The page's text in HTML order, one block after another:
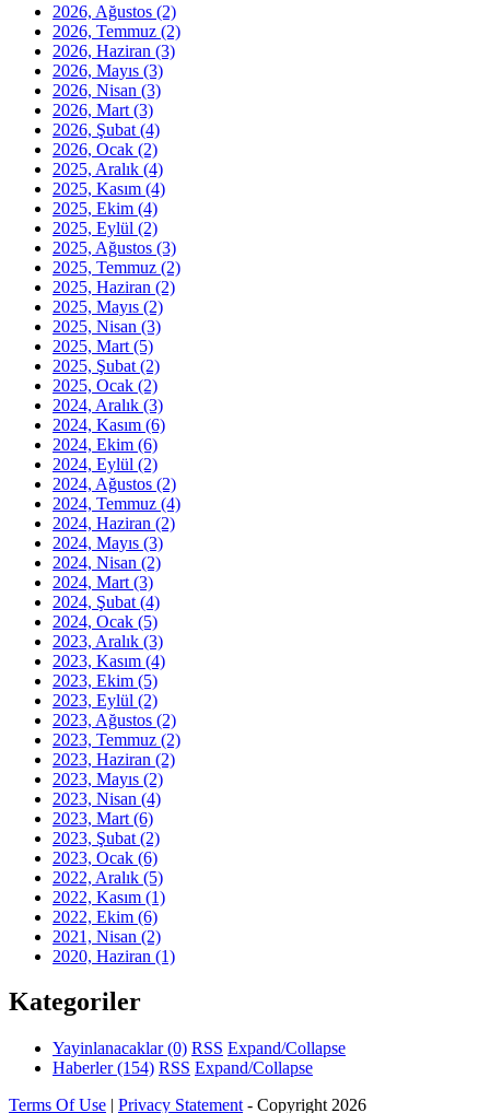
2026, Ağustos (2)
2026, Temmuz (2)
2026, Haziran (3)
2026, Mayıs (3)
2026, Nisan (3)
2026, Mart (3)
2026, Şubat (4)
2026, Ocak (2)
2025, Aralık (4)
2025, Kasım (4)
2025, Ekim (4)
2025, Eylül (2)
2025, Ağustos (3)
2025, Temmuz (2)
2025, Haziran (2)
2025, Mayıs (2)
2025, Nisan (3)
2025, Mart (5)
2025, Şubat (2)
2025, Ocak (2)
2024, Aralık (3)
2024, Kasım (6)
2024, Ekim (6)
2024, Eylül (2)
2024, Ağustos (2)
2024, Temmuz (4)
2024, Haziran (2)
2024, Mayıs (3)
2024, Nisan (2)
2024, Mart (3)
2024, Şubat (4)
2024, Ocak (5)
2023, Aralık (3)
2023, Kasım (4)
2023, Ekim (5)
2023, Eylül (2)
2023, Ağustos (2)
2023, Temmuz (2)
2023, Haziran (2)
2023, Mayıs (2)
2023, Nisan (4)
2023, Mart (6)
2023, Şubat (2)
2023, Ocak (6)
2022, Aralık (5)
2022, Kasım (1)
2022, Ekim (6)
2021, Nisan (2)
2020, Haziran (1)
Kategoriler
Yayinlanacaklar(0) RSS Expand/Collapse
Haberler(154) RSS Expand/Collapse
Terms Of Use | Privacy Statement - Copyright 2026